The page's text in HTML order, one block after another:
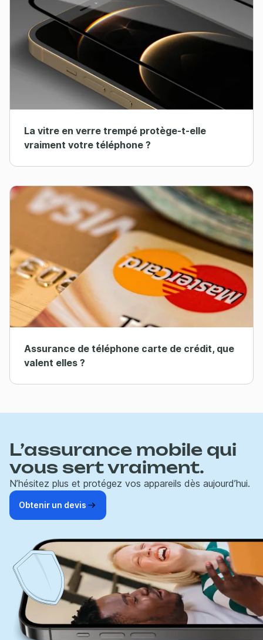
La vitre en verre trempé protège-t-elle
vraiment votre téléphone ?
Assurance de téléphone carte de crédit, que
valent elles ?
L’assurance mobile qui
vous sert vraiment.
N’hésitez plus et protégez vos appareils dès aujourd’hui.
Obtenir un devis